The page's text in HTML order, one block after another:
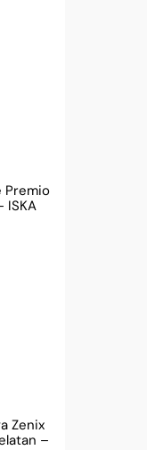
Premio
ISKA
Zenix
–